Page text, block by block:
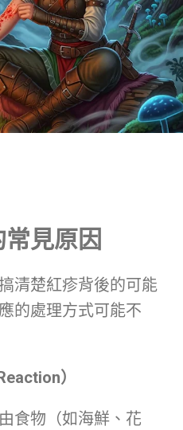
見原因
清楚紅疹背後的可能
的處理方式可能不
）
食物（如海鮮、花